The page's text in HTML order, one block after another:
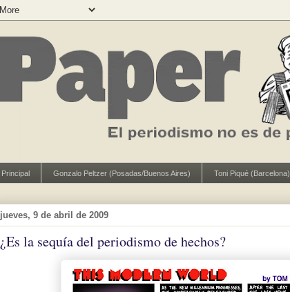
Principal Gonzalo Peltzer (Posadas/Buenos Aires) Toni Piqué (Barcelona)
jueves, 9 de abril de 2009
¿Es la sequía del periodismo de hechos?